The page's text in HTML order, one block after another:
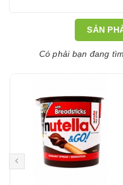
SẢN
Có phải bạn đang